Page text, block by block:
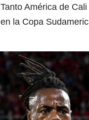
Tanto América de
en la Copa